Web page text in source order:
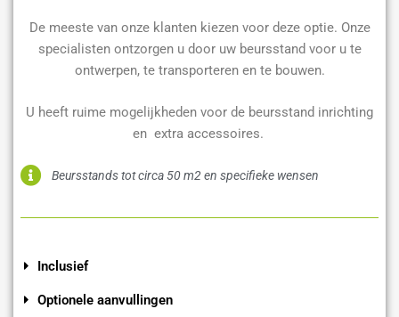
De meeste van onze klanten kiezen voor deze optie. Onze
specialisten ontzorgen u door uw beursstand voor u te
ontwerpen, te transporteren en te bouwen.
U heeft ruime mogelijkheden voor de beursstand inrichting
en extra accessoires.
Beursstands tot circa 50 m2 en specifieke wensen
Inclusief
Optionele aanvullingen